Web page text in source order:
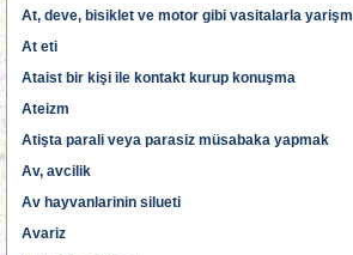
At, deve, bisiklet ve motor gibi vasitalarla
At eti
Ataist bir kişi ile kontakt kurup konuşma
Ateizm
Atişta parali veya parasiz müsabaka yapmak
Av, avcilik
Av hayvanlarinin silueti
Avariz